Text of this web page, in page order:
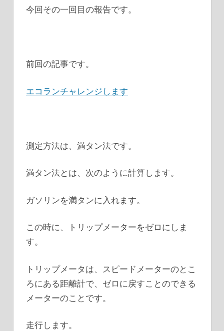
今回その一回目の報告です。
前回の記事です。
エコランチャレンジします
測定方法は、満タン法です。
満タン法とは、次のように計算します。
ガソリンを満タンに入れます。
この時に、トリップメーターをゼロにしま
す。
トリップメータは、スピードメーターのとこ
ろにある距離計で、ゼロに戻すことのできる
メーターのことです。
走行します。